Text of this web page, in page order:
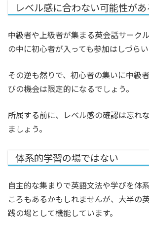
レベル感に合わない可能性があ
中級者や上級者が集まる英会話サーク
の中に初心者が入っても参加はしづらい
その逆も然りで、初心者の集いに中級
びの機会は限定的になるでしょう。
所属する前に、レベル感の確認は忘れ
ましょう。
体系的学習の場ではない
自主的な集まりで英語文法や学びを体
ころもあるかもしれませんが、大半の
践の場として機能しています。